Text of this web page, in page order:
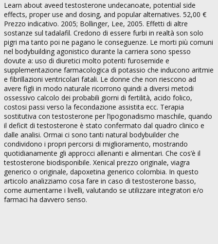
Learn about aveed testosterone undecanoate, potential side
effects, proper use and dosing, and popular alternatives. 52,00 €
Prezzo indicativo. 2005; Bollinger, Lee, 2005. Effetti di altre
sostanze sul tadalafil. Credono di essere furbi in realtà son solo
pigri ma tanto poi ne pagano le conseguenze. Le morti più comuni
nel bodybuilding agonistico durante la carriera sono spesso
dovute a: uso di diuretici molto potenti furosemide e
supplementazione farmacologica di potassio che inducono aritmie
e fibrillazioni ventricolari fatali. Le donne che non riescono ad
avere figli in modo naturale ricorrono quindi a diversi metodi
ossessivo calcolo dei probabili giorni di fertilità, acido folico,
costosi passi verso la fecondazione assistita ecc. Terapia
sostitutiva con testosterone per l’ipogonadismo maschile, quando
il deficit di testosterone è stato confermato dal quadro clinico e
dalle analisi. Ormai ci sono tanti natural bodybuilder che
condividono i propri percorsi di miglioramento, mostrando
quotidianamente gli approcci allenanti e alimentari. Che cos’è il
testosterone biodisponibile. Xenical prezzo originale, viagra
generico o originale, dapoxetina generico colombia. In questo
articolo analizziamo cosa fare in caso di testosterone basso,
come aumentarne i livelli, valutando se utilizzare integratori e/o
farmaci ha davvero senso.